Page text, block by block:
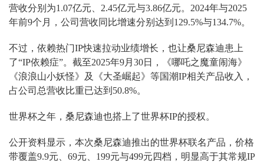
营收分别为1.07亿元、2.45亿元与3.86亿元。2024年与2025
年前9个月，公司营收同比增速分别达到129.5%与134.7%。
不过，依赖热门IP快速拉动业绩增长，也让桑尼森迪患上
了“IP依赖症”。截至2025年9月30日，《哪吒之魔童闹海》
《浪浪山小妖怪》及《大圣崛起》等国潮IP相关产品收入，
占公司总营收比重已达到50.8%。
世界杯之年，桑尼森迪也搭上了世界杯IP的授权。
公开资料显示，本次桑尼森迪推出的世界杯联名产品，价格
带覆盖9.9元、69元、199元与499元四档，明显高于其常规IP